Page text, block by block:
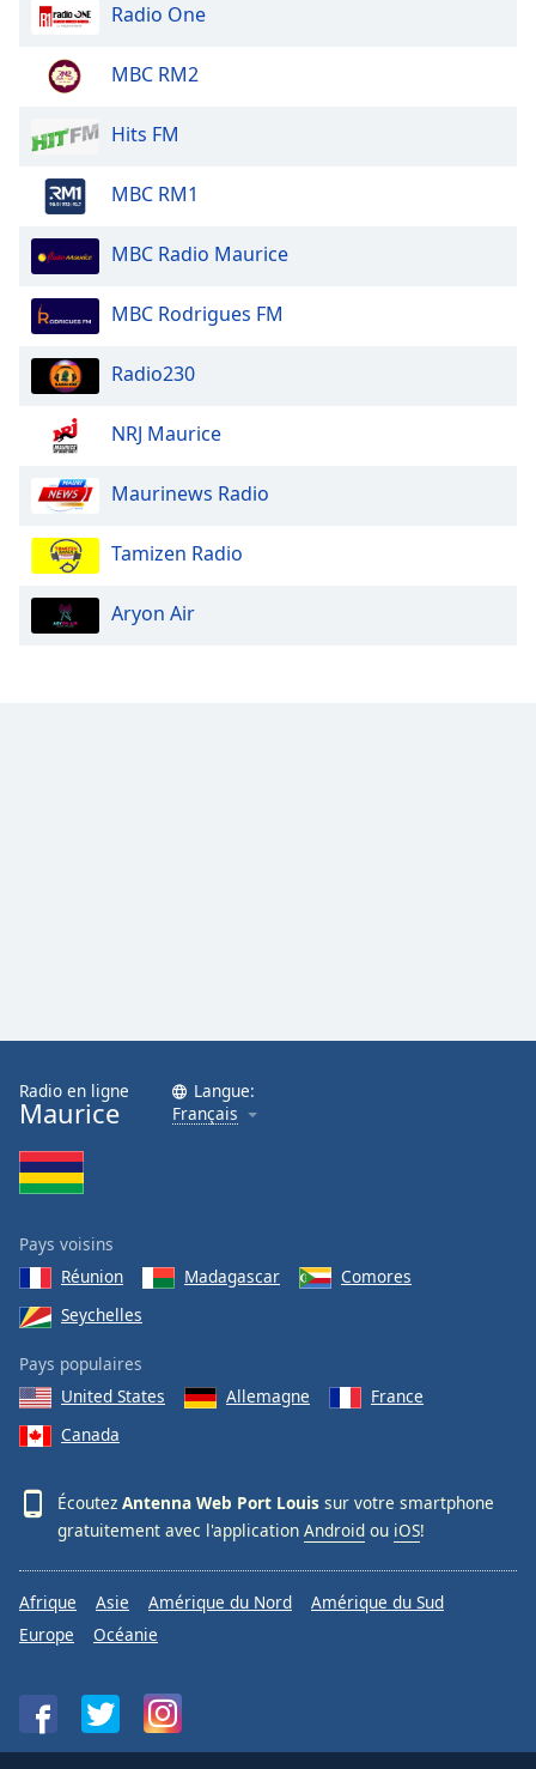
Radio One
MBC RM2
Hits FM
MBC RM1
MBC Radio Maurice
MBC Rodrigues FM
Radio230
NRJ Maurice
Maurinews Radio
Tamizen Radio
Aryon Air
Radio en ligne
Maurice
Langue:
Français
Pays voisins
Réunion
Madagascar
Comores
Seychelles
Pays populaires
United States
Allemagne
France
Canada
Écoutez Antenna Web Port Louis sur votre smartphone
gratuitement avec l'application Android ou iOS!
Afrique Asie Amérique du Nord
Amérique du Sud
Europe
Océanie